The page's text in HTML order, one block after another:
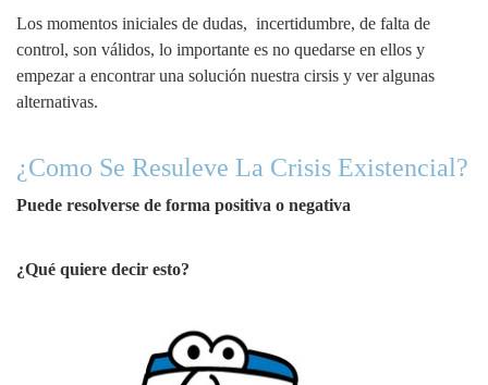
Los momentos iniciales de dudas, incertidumbre, de falta de
control, son válidos, lo importante es no quedarse en ellos y
empezar a encontrar una solución nuestra cirsis y ver algunas
alternativas.
¿Como Se Resuleve La Crisis Existencial?
Puede resolverse de forma positiva o negativa
¿Qué quiere decir esto?